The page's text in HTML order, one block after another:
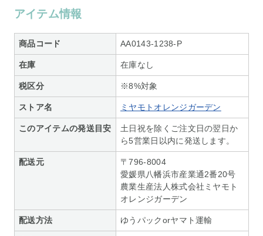
アイテム情報
商品コード AA0143-1238-P
在庫 在庫なし
税区分 ※8%対象
ストア名 ミヤモトオレンジガーデン
このアイテムの発送目安
土日祝を除くご注文日の翌日か
ら5営業日以内に発送します。
配送元
〒796-8004
愛媛県八幡浜市産業通2番20号
農業生産法人株式会社ミヤモト
オレンジガーデン
配送方法 ゆうパックorヤマト運輸